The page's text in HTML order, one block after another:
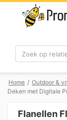
Zoek
Home / Outdoor &
Deken met Digitale
Flanellen